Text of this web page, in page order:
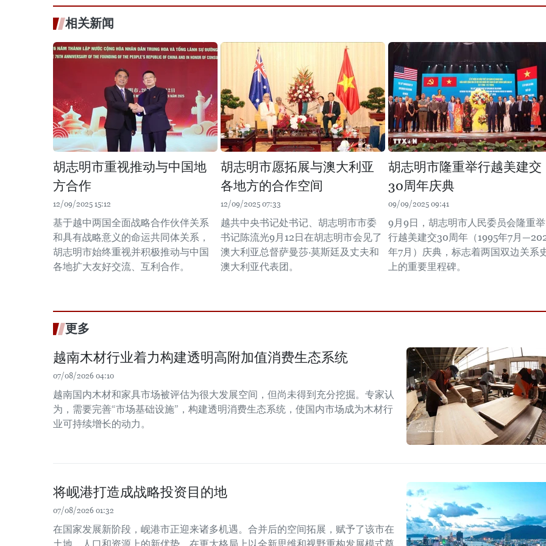
相关新闻
胡志明市重视推动与中国地
方合作
12/09/2025 15:12
基于越中两国全面战略合作伙伴关系
和具有战略意义的命运共同体关系，
胡志明市始终重视并积极推动与中国
各地扩大友好交流、互利合作。
胡志明市愿拓展与澳大利亚
各地方的合作空间
12/09/2025 07:33
越共中央书记处书记、胡志明市市委
书记陈流光9月12日在胡志明市会见了
澳大利亚总督萨曼莎·莫斯廷及丈夫和
澳大利亚代表团。
胡志明市隆重举行越美建交
30周年庆典
09/09/2025 09:41
9月9日，胡志明市人民委员会隆重举
行越美建交30周年（1995年7月
年7月）庆典，标志着两国双边关系
上的重要里程碑。
更多
越南木材行业着力构建透明高附加值消费生态系统
07/08/2026 04:10
越南国内木材和家具市场被评估为很大发展空间，但尚未得到充分挖掘。专家认
为，需要完善“市场基础设施”，构建透明消费生态系统，使国内市场成为木材行
业可持续增长的动力。
将岘港打造成战略投资目的地
07/08/2026 01:32
在国家发展新阶段，岘港市正迎来诸多机遇。合并后的空间拓展，赋予了该市在